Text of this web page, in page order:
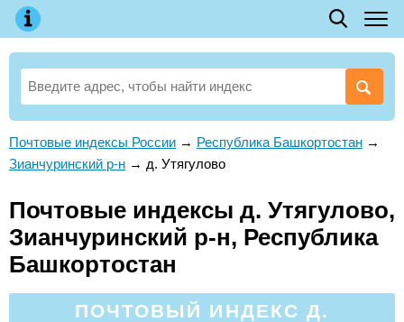
Почтовые индексы России → Республика Башкортостан →
Зианчуринский р-н → д. Утягулово
Почтовые индексы д. Утягулово,
Зианчуринский р-н, Республика
Башкортостан
ПОЧТОВЫЙ ИНДЕКС Д.